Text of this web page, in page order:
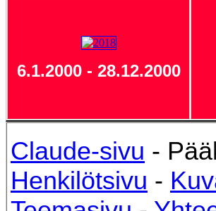
6.1.2000 - 28.12.2000
Claude-sivu -
Henkilötsivu -